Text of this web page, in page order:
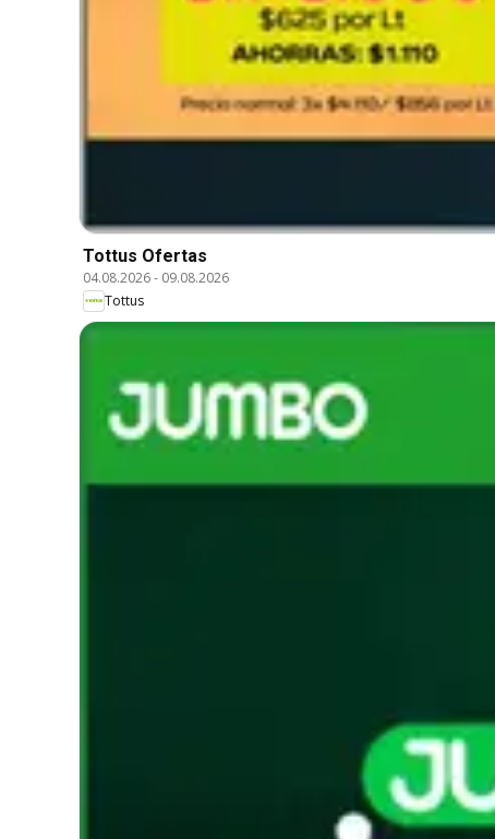
Tottus Ofertas
04.08.2026- 09.08.2026
Tottus